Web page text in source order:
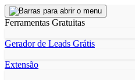
Ferramentas Gratuitas
Gerador de Leads Grátis
Extensão